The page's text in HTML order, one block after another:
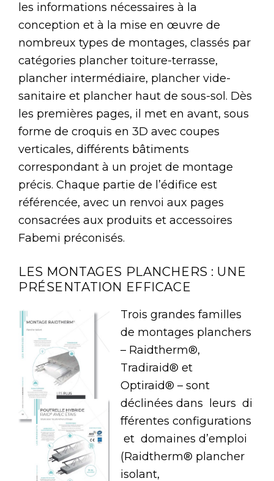
les informations nécessaires à la
conception et à la mise en œuvre de
nombreux types de montages, classés par
catégories plancher toiture-terrasse,
plancher intermédiaire, plancher vide-
sanitaire et plancher haut de sous-sol. Dès
les premières pages, il met en avant, sous
forme de croquis en 3D avec coupes
verticales, différents bâtiments
correspondant à un projet de montage
précis. Chaque partie de l’édifice est
référencée, avec un renvoi aux pages
consacrées aux produits et accessoires
Fabemi préconisés.
LES MONTAGES PLANCHERS : UNE
PRÉSENTATION EFFICACE
Trois grandes familles
de montages planchers
– Raidtherm®,
Tradiraid® et
Optiraid® – sont
déclinées dans leurs di
fférentes configurations
et domaines d’emploi
(Raidtherm® plancher
isolant,